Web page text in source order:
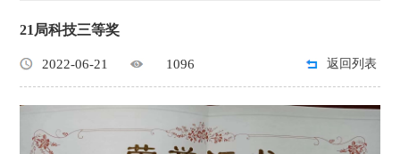
21局科技三等奖
2022-06-21 1096 返回列表